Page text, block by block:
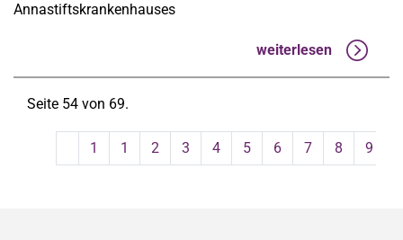
Annastiftskrankenhauses
weiterlesen
Seite 54 von 69.
1 1 2 3 4 5 6 7 8 9